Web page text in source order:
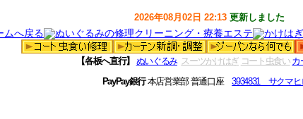
2026年08月02日 22:13 更新しました
【各板へ直行】 ぬいぐるみ スーツかけはぎ コート虫食い カ
PayPay銀行本店営業部 普通口座3934831 サクマヒ